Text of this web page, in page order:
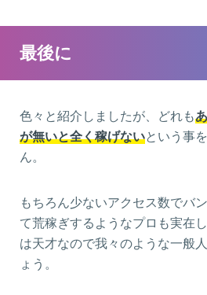
最後に
色々と紹介しましたが、どれも
が無いと全く稼げないという事
ん。
もちろん少ないアクセス数でバ
て荒稼ぎするようなプロも実在
は天才なので我々のような一般
ょう。